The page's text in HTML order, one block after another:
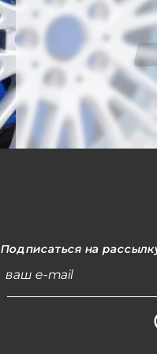
Подписаться на
ваш e-mail